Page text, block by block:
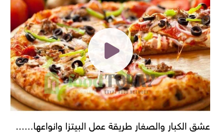
عشق الكبار والصغار طريقة عمل البيتزا وانواعها......